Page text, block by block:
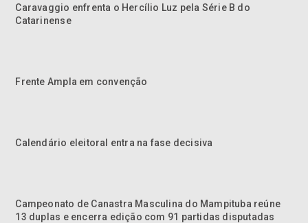
Caravaggio enfrenta o Hercílio Luz pela Série B do
Catarinense
Frente Ampla em convenção
Calendário eleitoral entra na fase decisiva
Campeonato de Canastra Masculina do Mampituba reúne
13 duplas e encerra edição com 91 partidas disputadas